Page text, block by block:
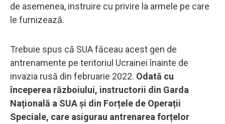
de asemenea, instruire cu privire la armele pe care
le furnizează.
Trebuie spus că SUA făceau acest gen de
antrenamente pe teritoriul Ucrainei înainte de
invazia rusă din februarie 2022. Odată cu
începerea războiului, instructorii din Garda
Națională a SUA și din Forțele de Operații
Speciale, care asigurau antrenarea forțelor